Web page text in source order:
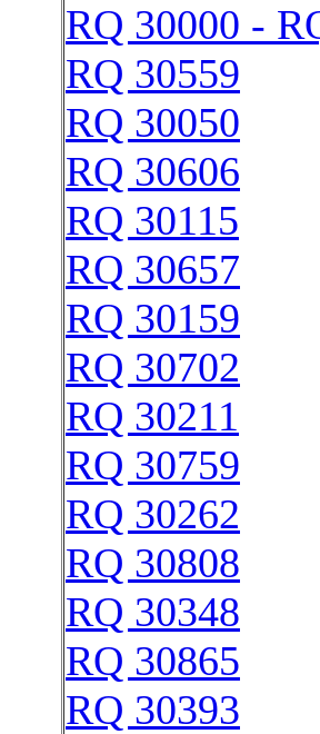
RQ 30000 -
RQ 30559
RQ 30050
RQ 30606
RQ 30115
RQ 30657
RQ 30159
RQ 30702
RQ 30211
RQ 30759
RQ 30262
RQ 30808
RQ 30348
RQ 30865
RQ 30393